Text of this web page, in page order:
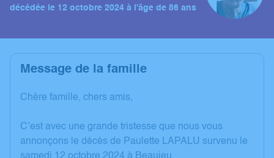
décédée le 12 octobre 2024 à l'âge de 86 ans
Message de la famille
Chère famille, chers amis,
C’est avec une grande tristesse que nous vous
annonçons le décès de Paulette LAPALU survenu le